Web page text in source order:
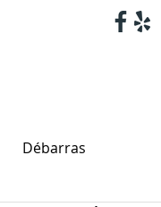
Débarras